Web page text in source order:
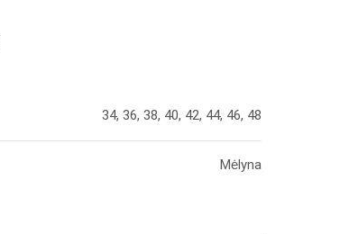
34, 36, 38, 40, 42, 44, 46, 48
Mėlyna